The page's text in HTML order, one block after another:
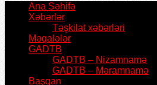
Ana Səhifə
Xəbərlər
Təşkilat xəbərləri
Məqalələr
GADTB
GADTB – Nizamnamə
GADTB – Məramnamə
Başqan